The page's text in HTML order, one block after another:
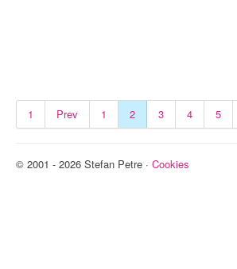
1 Prev 1 2 3 4 5
© 2001 - 2026 Stefan Petre · Cookies